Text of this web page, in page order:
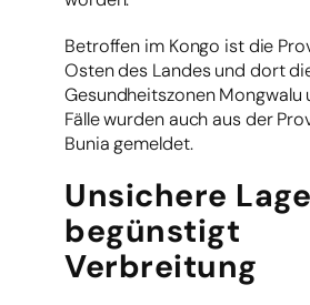
Betroffen im Kongo ist die
Osten des Landes und dort
Gesundheitszonen Mongwalu
Fälle wurden auch aus der
Bunia gemeldet.
Unsichere Lage
begünstigt
Verbreitung